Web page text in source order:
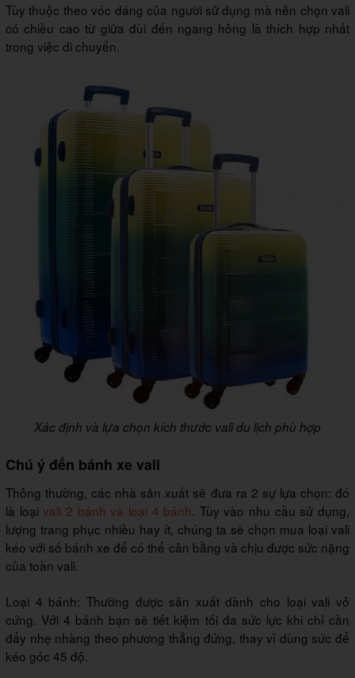
Tùy thuộc theo vóc dáng của người sử dụng mà nên chọn vali
có chiều cao từ giữa đùi đến ngang hông là thích hợp nhất
trong việc di chuyển.
Xác định và lựa chọn kích thước vali du lịch phù hợp
Chú ý đến bánh xe vali
Thông thường, các nhà sản xuất sẽ đưa ra 2 sự lựa chọn: đó
là loạivali 2 bánh và loại 4 bánh. Tùy vào nhu cầu sử dụng,
lượng trang phục nhiều hay ít, chúng ta sẽ chọn mua loại vali
kéo với số bánh xe để có thể cân bằng và chịu được sức nặng
của toàn vali.
Loại 4 bánh: Thường được sản xuất dành cho loại vali vỏ
cứng. Với 4 bánh bạn sẽ tiết kiệm tối đa sức lực khi chỉ cần
đẩy nhẹ nhàng theo phương thẳng đứng, thay vì dùng sức để
kéo góc 45 độ.